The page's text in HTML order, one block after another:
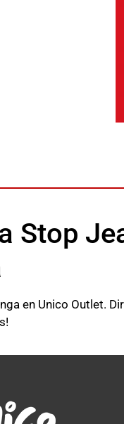
Stop
en Unico Outlet.